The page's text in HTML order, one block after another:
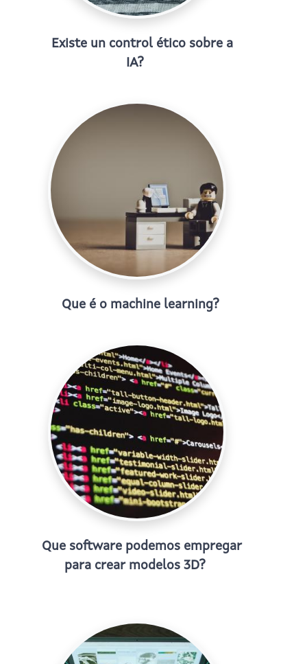
Existe un control ético sobre a
IA?
Que é o machine learning?
Que software podemos empregar
para crear modelos 3D?